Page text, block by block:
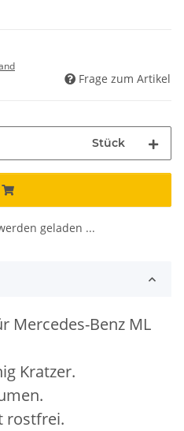
Frage zum Artikel
Stück
geladen ...
Mercedes-Benz ML
Kratzer.
rostfrei.